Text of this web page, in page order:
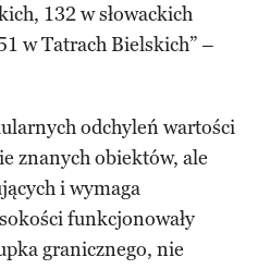
132 w słowackich
w Tatrach Bielskich” –
odchyleń wartości
znanych obiektów, ale
i wymaga
funkcjonowały
granicznego, nie